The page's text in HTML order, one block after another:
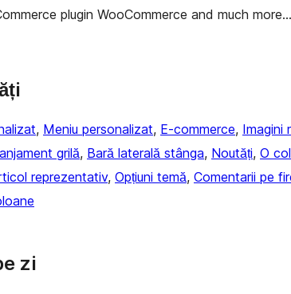
plugin WooCommerce and much more…
, Meniu personalizat, E-commerce, Imagini
grilă, Bară laterală stânga, Noutăți, O
reprezentativ, Opțiuni temă, Comentarii pe
zi